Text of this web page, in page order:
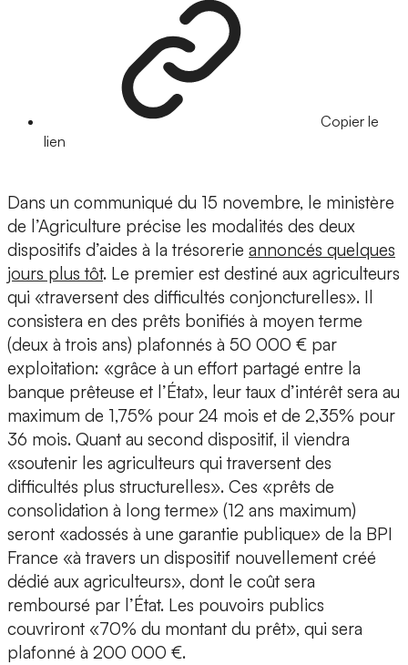
Copier le
lien
Dans un communiqué du 15 novembre, le ministère
de l’Agriculture précise les modalités des deux
dispositifs d’aides à la trésorerie annoncés quelques
jours plus tôt. Le premier est destiné aux agriculteurs
qui «traversent des difficultés conjoncturelles». Il
consistera en des prêts bonifiés à moyen terme
(deux à trois ans) plafonnés à 50 000 € par
exploitation: «grâce à un effort partagé entre la
banque prêteuse et l’État», leur taux d’intérêt sera au
maximum de 1,75% pour 24 mois et de 2,35% pour
36 mois. Quant au second dispositif, il viendra
«soutenir les agriculteurs qui traversent des
difficultés plus structurelles». Ces «prêts de
consolidation à long terme» (12 ans maximum)
seront «adossés à une garantie publique» de la BPI
France «à travers un dispositif nouvellement créé
dédié aux agriculteurs», dont le coût sera
remboursé par l’État. Les pouvoirs publics
couvriront «70% du montant du prêt», qui sera
plafonné à 200 000 €.